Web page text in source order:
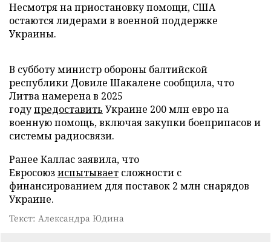
Несмотря на приостановку помощи, США
остаются лидерами в военной поддержке
Украины.
В субботу министр обороны балтийской
республики Довиле Шакалене сообщила, что
Литва намерена в 2025
годупредоставить Украине 200 млн евро на
военную помощь, включая закупки боеприпасов и
системы радиосвязи.
Ранее Каллас заявила, что
Евросоюзиспытывает сложности с
финансированием для поставок 2 млн снарядов
Украине.
Текст: Александра Юдина